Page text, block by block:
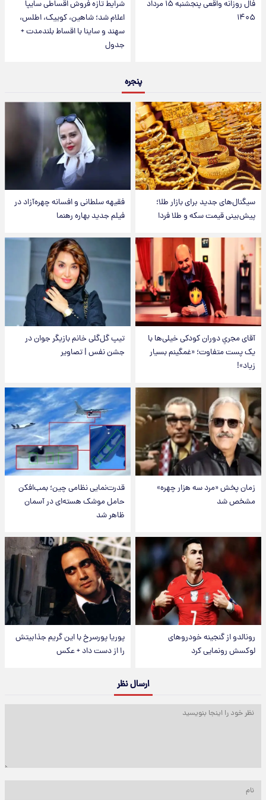
فال روزانه واقعی پنجشنبه ۱۵ مرداد
۱۴۰۵
شرایط تازه فروش اقساطی سایپا
اعلام شد؛ شاهین، کوییک، اطلس،
سهند و ساینا با اقساط بلندمدت +
جدول
پنجره
سیگنال‌های جدید برای بازار طلا؛
پیش‌بینی قیمت سکه و طلا فردا
فقیهه سلطانی و افسانه چهره‌آزاد در
فیلم جدید بهاره رهنما
آقای مجریِ دوران کودکی خیلی‌ها با
یک پست متفاوت؛ «غمگینم بسیار
زیاد»!
تیپ گل‌گلی خانم بازیگر جوان در
جشن نفس | تصاویر
زمان پخش «مرد سه هزار چهره»
مشخص شد
قدرت‌نمایی نظامی چین؛ بمب‌افکن
حامل موشک هسته‌ای در آسمان
ظاهر شد
رونالدو از گنجینه خودروهای
لوکسش رونمایی کرد
پوریا پورسرخ با این گریم جذابیتش
را از دست داد + عکس
ارسال نظر